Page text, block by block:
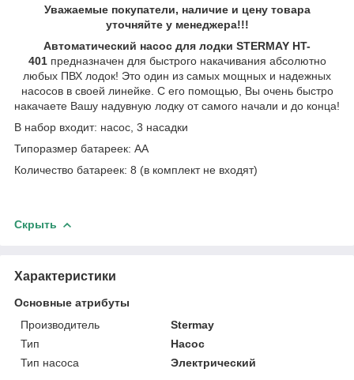
Уважаемые покупатели, наличие и цену товара
уточняйте у менеджера!!!
Автоматический насос для лодки STERMAY HT-
401предназначен для быстрого накачивания абсолютно
любых ПВХ лодок! Это один из самых мощных и надежных
насосов в своей линейке. С его помощью, Вы очень быстро
накачаете Вашу надувную лодку от самого начали и до конца!
В набор входит: насос, 3 насадки
Типоразмер батареек: АА
Количество батареек: 8 (в комплект не входят)
Скрыть
Характеристики
Основные атрибуты
Производитель
Stermay
Тип
Насос
Тип насоса
Электрический